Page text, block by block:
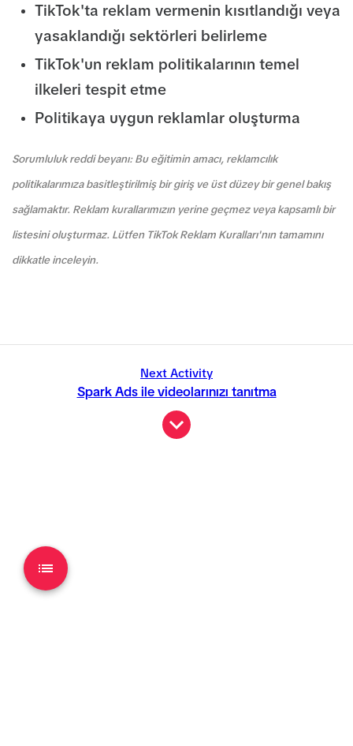
TikTok'ta reklam vermenin kısıtlandığı veya
yasaklandığı sektörleri belirleme
TikTok'un reklam politikalarının temel
ilkeleri tespit etme
Politikaya uygun reklamlar oluşturma
Sorumluluk reddi beyanı: Bu eğitimin amacı, reklamcılık
politikalarımıza basitleştirilmiş bir giriş ve üst düzey bir genel bakış
sağlamaktır. Reklam kurallarımızın yerine geçmez veya kapsamlı bir
listesini oluşturmaz. Lütfen TikTok Reklam Kuralları'nın tamamını
dikkatle inceleyin.
Next Activity
Spark Ads ile videolarınızı tanıtma